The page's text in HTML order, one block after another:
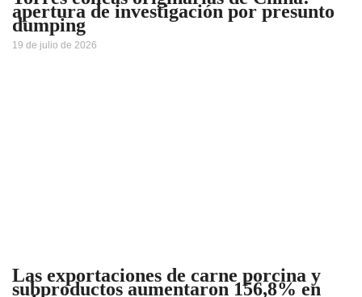
apertura de investigación por presunto
dumping
19 de julio de 2026
Las exportaciones de carne porcina y
subproductos aumentaron 156,8% en